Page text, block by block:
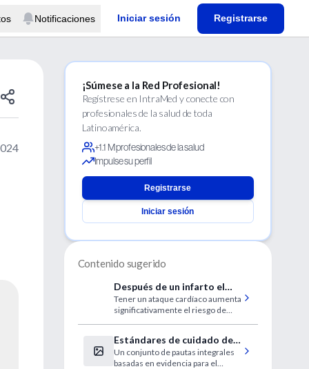
Notificaciones Iniciar sesión Registrarse
¡Súmese a la Red Profesional!
Regístrese en IntraMed y conecte con
profesionales de la salud de toda
Latinoamérica.
+1.1 M profesionales de la salud
Impulse su perfil
Registrarse
Iniciar sesión
Contenido sugerido
Después de un infarto el
riesgo es más que cardíaco
Tener un ataque cardíaco aumenta
significativamente el riesgo de
Estándares de cuidado de
la diabetes 2024
Un conjunto de pautas integrales
basadas en evidencia para el